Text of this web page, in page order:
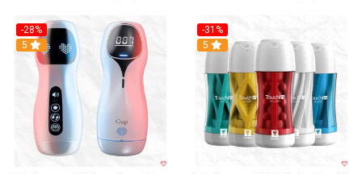
-28%
5
-31%
Hot
5